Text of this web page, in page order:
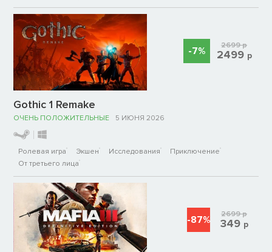
Gothic 1 Remake
ОЧЕНЬ ПОЛОЖИТЕЛЬНЫЕ 5 ИЮНЯ 2026
Ролевая игра Экшен Исследования
Приключение
От третьего лица
-7% 2699р
2499 р
-87% 2699р
349 р